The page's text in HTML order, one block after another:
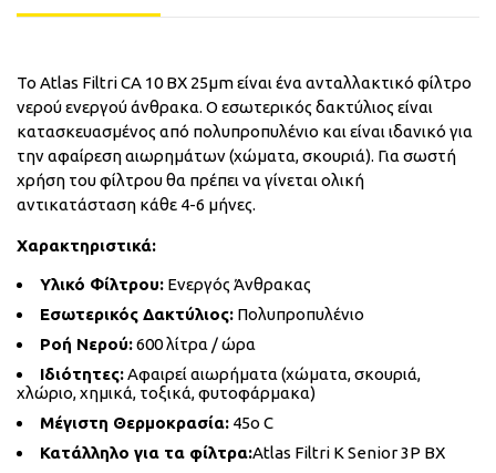
Το Atlas Filtri CA 10 BX 25μm είναι ένα ανταλλακτικό φίλτρο
νερού ενεργού άνθρακα. Ο εσωτερικός δακτύλιος είναι
κατασκευασμένος από πολυπροπυλένιο και είναι ιδανικό για
την αφαίρεση αιωρημάτων (χώματα, σκουριά). Για σωστή
χρήση του φίλτρου θα πρέπει να γίνεται ολική
αντικατάσταση κάθε 4-6 μήνες.
Χαρακτηριστικά:
Υλικό Φίλτρου: Ενεργός Άνθρακας
Εσωτερικός Δακτύλιος: Πολυπροπυλένιο
Ροή Νερού:600 λίτρα / ώρα
Ιδιότητες:Αφαιρεί αιωρήματα (χώματα, σκουριά,
χλώριο, χημικά, τοξικά, φυτοφάρμακα)
Μέγιστη Θερμοκρασία: 45ο C
Κατάλληλο για τα φίλτρα:Atlas Filtri K Senior 3P BX